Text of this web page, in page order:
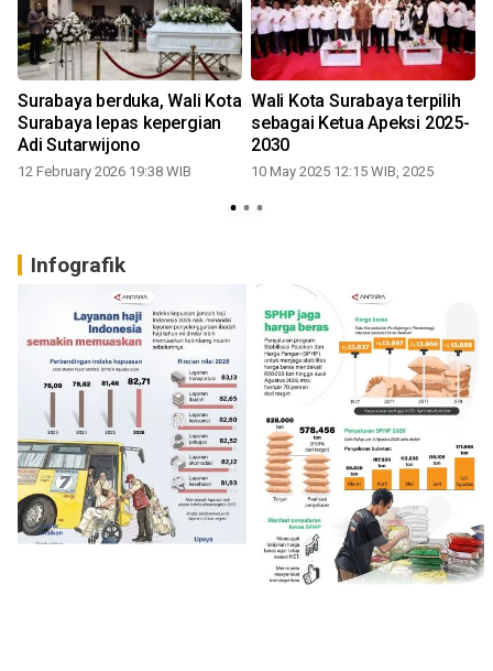
Surabaya berduka, Wali Kota
Surabaya lepas kepergian
Adi Sutarwijono
12 February 2026 19:38 WIB
Wali Kota Surabaya terpilih
sebagai Ketua Apeksi 2025-
2030
10 May 2025 12:15 WIB, 2025
Infografik